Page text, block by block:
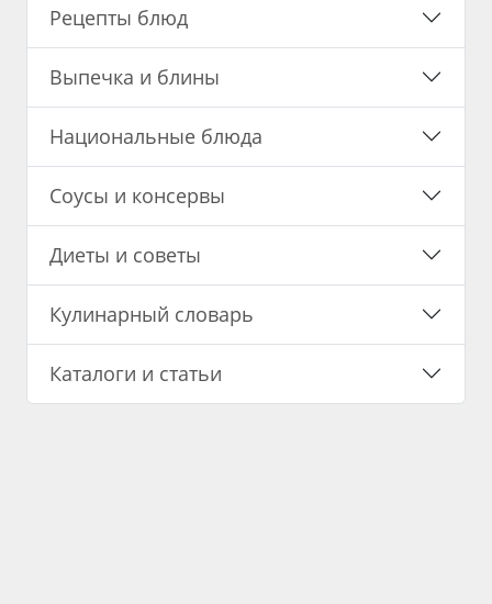
Рецепты блюд
Выпечка и блины
Национальные блюда
Соусы и консервы
Диеты и советы
Кулинарный словарь
Каталоги и статьи